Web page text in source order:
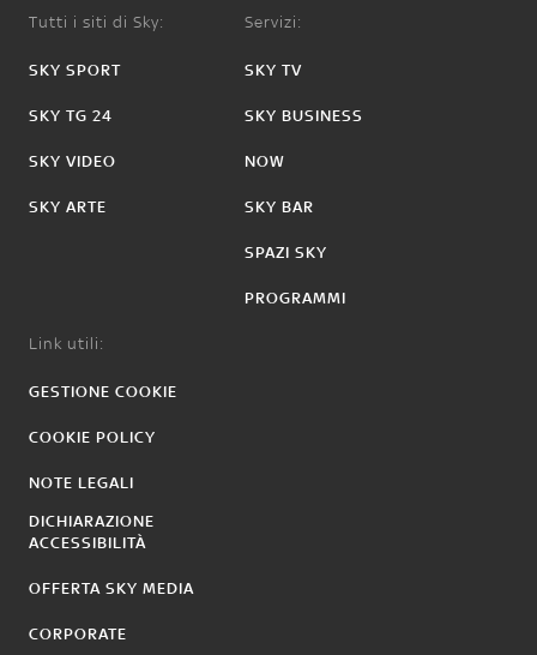
Tutti i siti di Sky:
SKY SPORT
SKY TG 24
SKY VIDEO
SKY ARTE
Servizi:
SKY TV
SKY BUSINESS
NOW
SKY BAR
SPAZI SKY
PROGRAMMI
Link utili:
GESTIONE COOKIE
COOKIE POLICY
NOTE LEGALI
DICHIARAZIONE
ACCESSIBILITÀ
OFFERTA SKY MEDIA
CORPORATE